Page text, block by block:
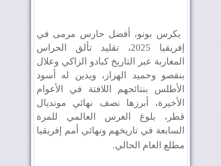
يكرس بونو، أفضل حارس مرمى في
إفريقيا 2025، تقليد تألق الحراس
المغاربة عبر التاريخ كبادو الزاكي وعلال
بنقصو وحميد الهزاز، ويدين له أسود
الأطلس بنتائجهم اللافتة في الأعوام
الأخيرة، أبرزها نصف نهائي مونديال
قطر، بلوغ العرس العالمي للمرة
السابعة في تاريخهم ونهائي أمم إفريقيا
مطلع العام الحالي.